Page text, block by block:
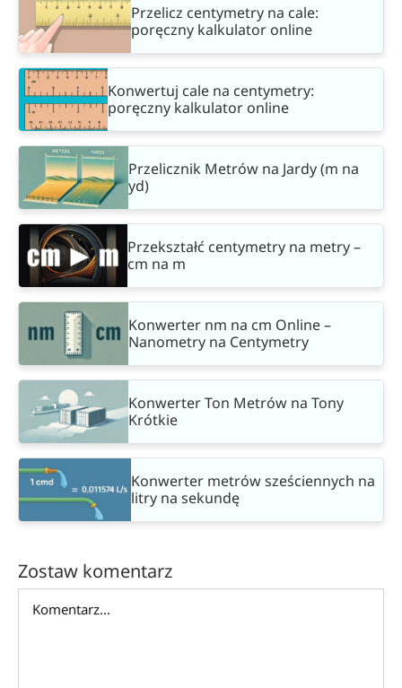
Przelicz centymetry na cale:
poręczny kalkulator online
Konwertuj cale na centymetry:
poręczny kalkulator online
Przelicznik Metrów na Jardy (m na
yd)
Przekształć centymetry na metry –
cm na m
Konwerter nm na cm Online –
Nanometry na Centymetry
Konwerter Ton Metrów na Tony
Krótkie
Konwerter metrów sześciennych na
litry na sekundę
Zostaw komentarz